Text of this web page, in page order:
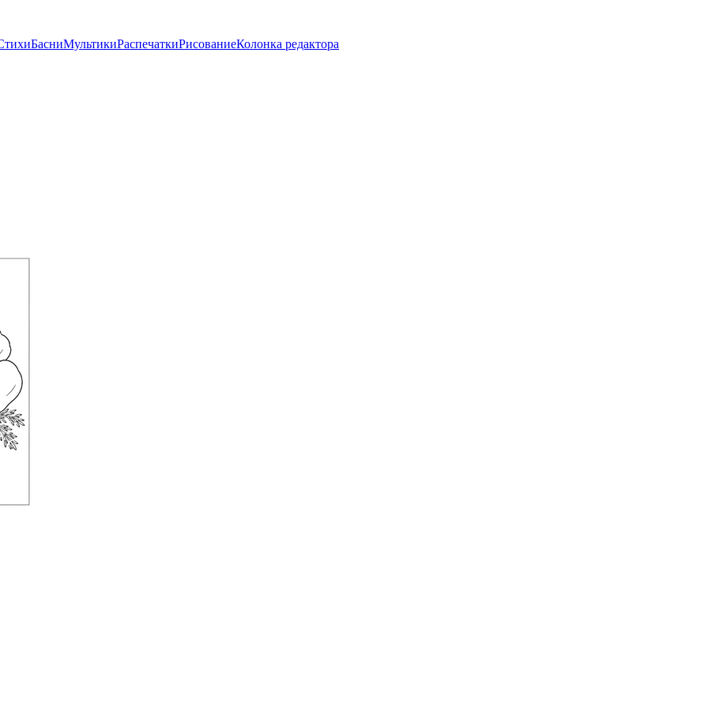
БасниМультикиРаспечаткиРисованиеКолонка редактора